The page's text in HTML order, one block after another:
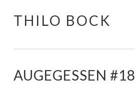
Springe
THILO BOCK
AUGEGESSEN #18